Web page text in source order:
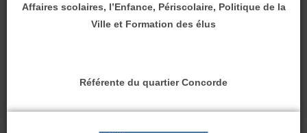
Affaires scolaires, l’Enfance, Périscolaire, Politique de la
Ville et Formation des élus
Référente du quartier Concorde